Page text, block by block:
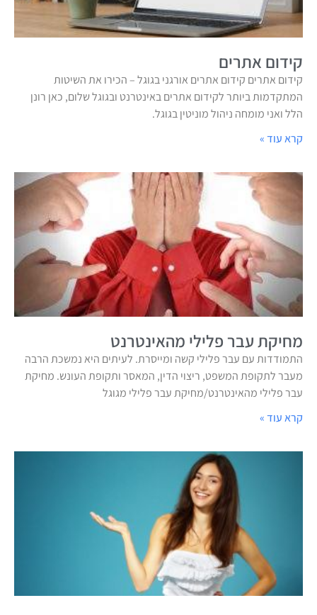
קידום אתרים
קידום אתרים קידום אתרים אורגני בגוגל – הכירו את השיטות
המתקדמות ביותר לקידום אתרים באינטרנט ובגוגל שלום, כאן רונן
הלל ואני מומחה ניהול מוניטין בגוגל.
קרא עוד »
מחיקת עבר פלילי מהאינטרנט
התמודדות עם עבר פלילי קשה ומייסרת. לעיתים היא נמשכת הרבה
מעבר לתקופת המשפט, ריצוי הדין, המאסר ותקופת העונש. מחיקת
עבר פלילי מהאינטרנט/מחיקת עבר פלילי מגוגל
קרא עוד »